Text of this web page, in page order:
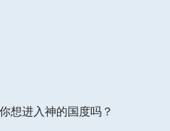
想进入神的国度吗？